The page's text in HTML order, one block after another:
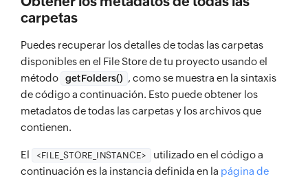
carpetas
Puedes recuperar los detalles de todas las carpetas
disponibles en el File Store de tu proyecto usando el
método
getFolders() , como se muestra en la sintaxis
de código a continuación. Esto puede obtener los
metadatos de todas las carpetas y los archivos que
contienen.
El <FILE_STORE_INSTANCE>
utilizado en el código a
continuación es la instancia definida en la página de